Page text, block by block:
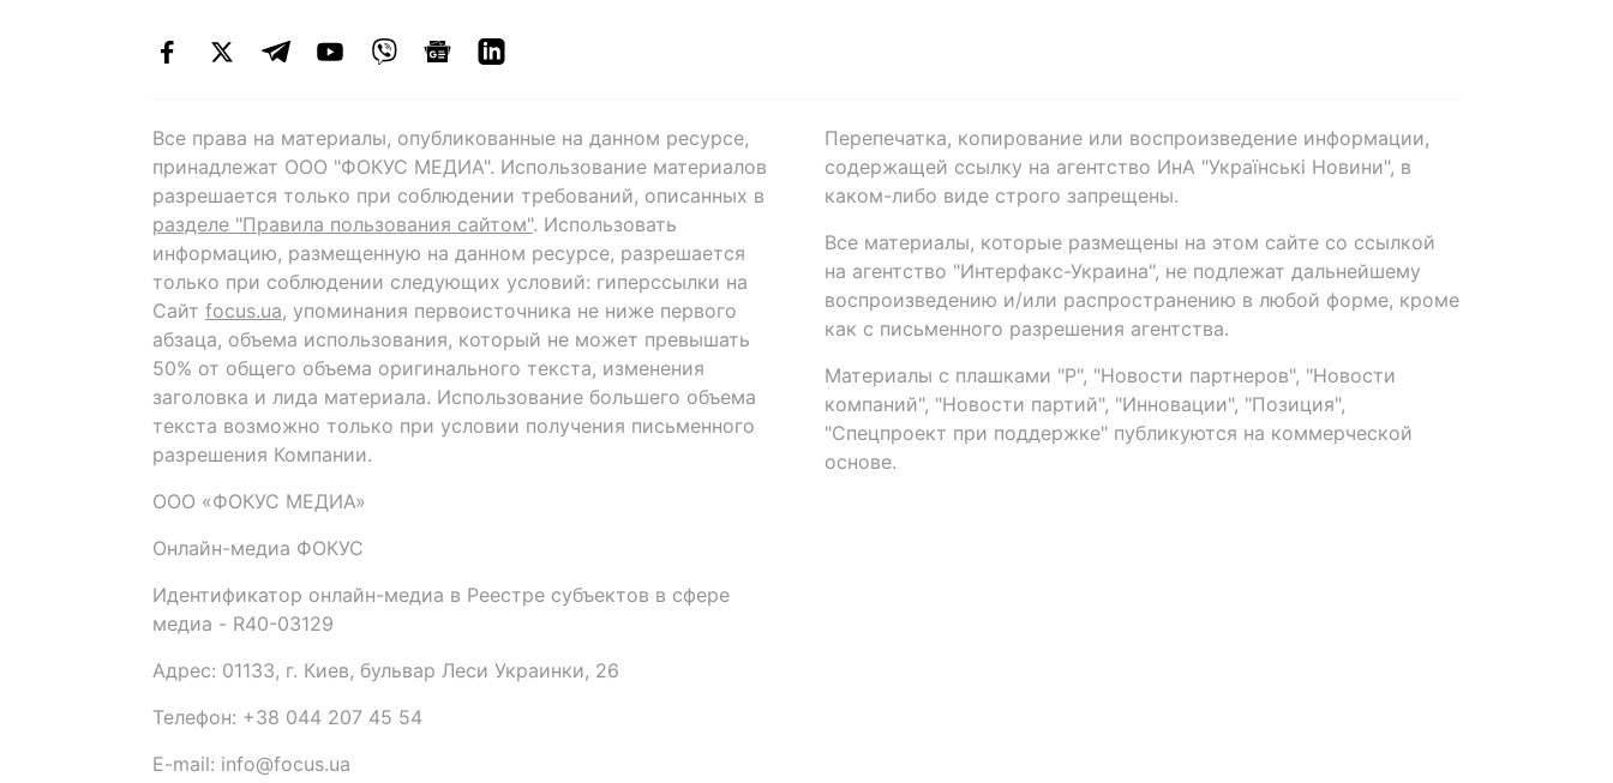
Все права на материалы, опубликованные на данном ресурсе,
принадлежат ООО "ФОКУС МЕДИА". Использование материалов
разрешается только при соблюдении требований, описанных в
разделе "Правила пользования сайтом". Использовать
информацию, размещенную на данном ресурсе, разрешается
только при соблюдении следующих условий: гиперссылки на
Сайт focus.ua, упоминания первоисточника не ниже первого
абзаца, объема использования, который не может превышать
50% от общего объема оригинального текста, изменения
заголовка и лида материала. Использование большего объема
текста возможно только при условии получения письменного
разрешения Компании.
ООО «ФОКУС МЕДИА»
Онлайн-медиа ФОКУС
Идентификатор онлайн-медиа в Реестре субъектов в сфере
медиа - R40-03129
Адрес: 01133, г. Киев, бульвар Леси Украинки, 26
Телефон: +38 044 207 45 54
E-mail: info@focus.ua
Перепечатка, копирование или воспроизведение информации,
содержащей ссылку на агентство ИнА "Українські Новини", в
каком-либо виде строго запрещены.
Все материалы, которые размещены на этом сайте со ссылкой
на агентство "Интерфакс-Украина", не подлежат дальнейшему
воспроизведению и/или распространению в любой форме, кроме
как с письменного разрешения агентства.
Материалы с плашками "Р", "Новости партнеров", "Новости
компаний", "Новости партий", "Инновации", "Позиция",
"Спецпроект при поддержке" публикуются на коммерческой
основе.